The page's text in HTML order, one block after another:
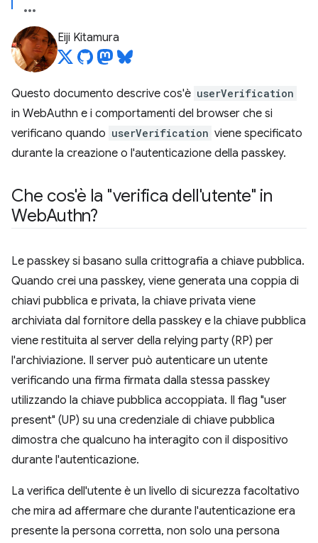
Eiji Kitamura
Questo documento descrive cos'è userVerification
in WebAuthn e i comportamenti del browser che si
verificano quando userVerification viene specificato
durante la creazione o l'autenticazione della passkey.
Che cos'è la "verifica dell'utente" in
WebAuthn?
Le passkey si basano sulla crittografia a chiave pubblica.
Quando crei una passkey, viene generata una coppia di
chiavi pubblica e privata, la chiave privata viene
archiviata dal fornitore della passkey e la chiave pubblica
viene restituita al server della relying party (RP) per
l'archiviazione. Il server può autenticare un utente
verificando una firma firmata dalla stessa passkey
utilizzando la chiave pubblica accoppiata. Il flag "user
present" (UP) su una credenziale di chiave pubblica
dimostra che qualcuno ha interagito con il dispositivo
durante l'autenticazione.
La verifica dell'utente è un livello di sicurezza facoltativo
che mira ad affermare che durante l'autenticazione era
presente la persona corretta, non solo una persona